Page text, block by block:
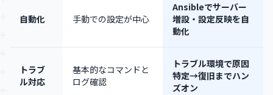
自動化 手動での設定が中心
Ansibleでサーバー
増設・設定反映を自
動化
トラブ
ル対応
基本的なコマンドと
ログ確認
トラブル環境で原因
特定→復旧までハン
ズオン